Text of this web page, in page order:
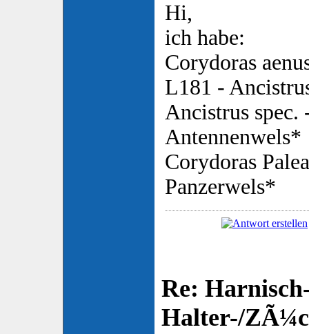
Hi,
ich habe:
Corydoras
L181 -
Ancistrus spec.
Antennenwels*
Corydoras
Panzerwels*
Re:
Halter-/